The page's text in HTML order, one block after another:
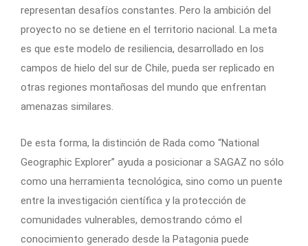
representan desafíos constantes. Pero la ambición del
proyecto no se detiene en el territorio nacional. La meta
es que este modelo de resiliencia, desarrollado en los
campos de hielo del sur de Chile, pueda ser replicado en
otras regiones montañosas del mundo que enfrentan
amenazas similares.
De esta forma, la distinción de Rada como “National
Geographic Explorer” ayuda a posicionar a SAGAZ no sólo
como una herramienta tecnológica, sino como un puente
entre la investigación científica y la protección de
comunidades vulnerables, demostrando cómo el
conocimiento generado desde la Patagonia puede